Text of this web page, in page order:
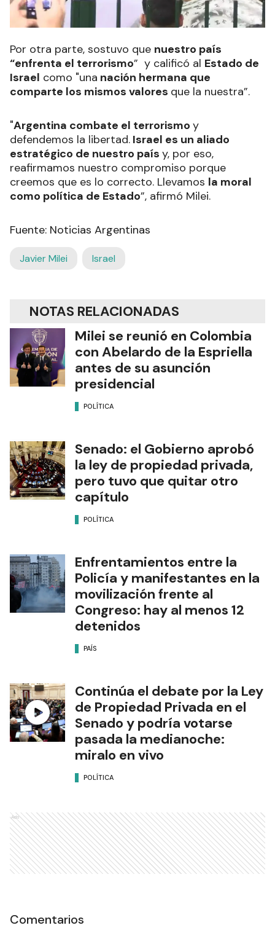
Por otra parte, sostuvo que nuestro país
“enfrenta el terrorismo” y calificó al Estado de
Israel como "una nación hermana que
comparte los mismos valores que la nuestra”.
"Argentina combate el terrorismo y
defendemos la libertad. Israel es un aliado
estratégico de nuestro país y, por eso,
reafirmamos nuestro compromiso porque
creemos que es lo correcto. Llevamos la moral
como política de Estado”, afirmó Milei.
Fuente: Noticias Argentinas
Javier Milei Israel
NOTAS RELACIONADAS
Milei se reunió en Colombia
con Abelardo de la Espriella
antes de su asunción
presidencial
POLÍTICA
Senado: el Gobierno aprobó
la ley de propiedad privada,
pero tuvo que quitar otro
capítulo
POLÍTICA
Enfrentamientos entre la
Policía y manifestantes en la
movilización frente al
Congreso: hay al menos 12
detenidos
PAÍS
Continúa el debate por la Ley
de Propiedad Privada en el
Senado y podría votarse
pasada la medianoche:
miralo en vivo
POLÍTICA
Ads
Comentarios